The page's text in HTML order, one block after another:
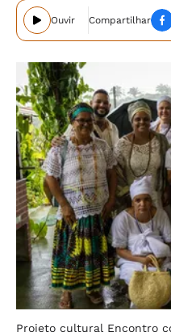
Ouvir Compartilhar
Projeto cultural Encontro